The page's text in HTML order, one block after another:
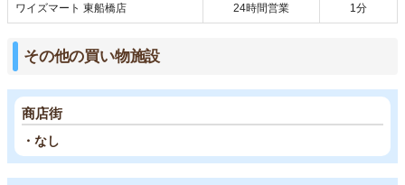
ワイズマート 東船橋店 24時間営業 1分
その他の買い物施設
商店街
・なし